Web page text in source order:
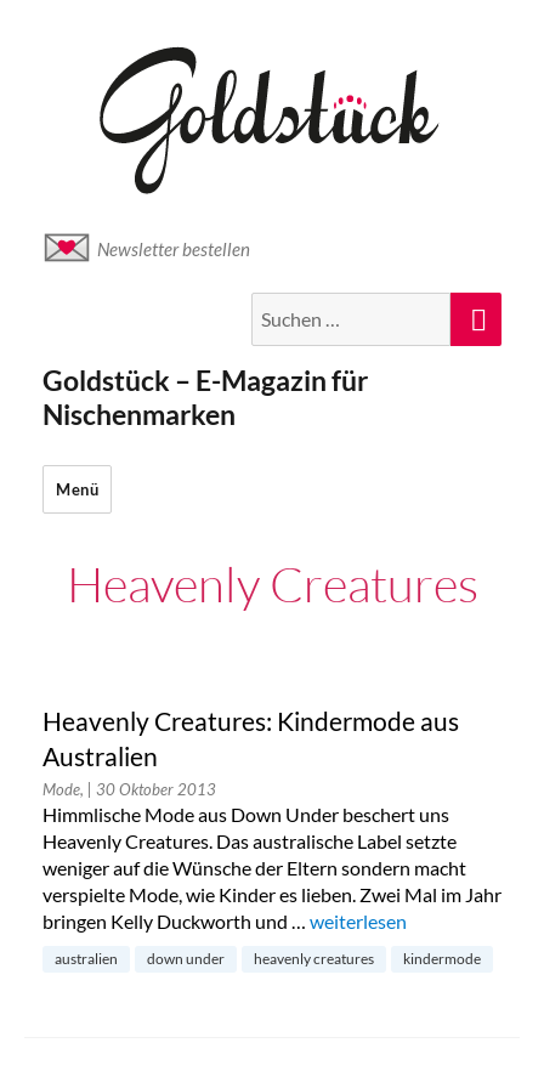
Newsletter bestellen
nach:
Goldstück – E-Magazin für
Nischenmarken
Menü
Heavenly Creatures
Heavenly Creatures: Kindermode aus
Australien
Mode, | 30 Oktober 2013
Himmlische Mode aus Down Under beschert uns
Heavenly Creatures. Das australische Label setzte
weniger auf die Wünsche der Eltern sondern macht
verspielte Mode, wie Kinder es lieben. Zwei Mal im Jahr
bringen Kelly Duckworth und … „Heavenly Creatures:
weiterlesen
australien down under heavenly creatures kindermode